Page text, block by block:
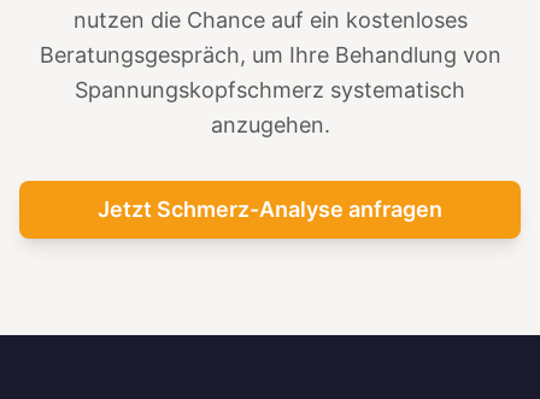
nutzen die Chance auf ein kostenloses
Beratungsgespräch, um Ihre Behandlung von
Spannungskopfschmerz systematisch
anzugehen.
Jetzt Schmerz-Analyse anfragen